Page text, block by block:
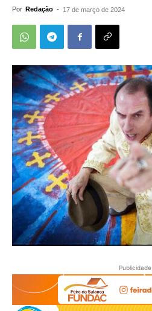
Por Redação - 17 de março de 2024
Publicidade